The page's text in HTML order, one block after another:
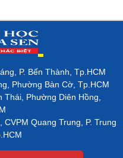
P. Bến Thành, Tp.HCM
Phường Bàn Cờ, Tp.HCM
Thái, Phường Diên Hồng,
Quang Trung, P. Trung